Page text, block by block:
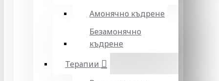
Амонячно къдрене
Безамонячно
къдрене
Терапии